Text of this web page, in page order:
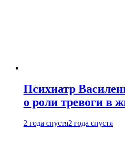
Психиатр
о роли тревоги в
2 года спустя2 года спустя